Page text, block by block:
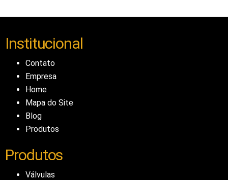
Institucional
Contato
Empresa
Home
Mapa do Site
Blog
Produtos
Produtos
Válvulas